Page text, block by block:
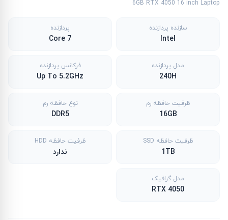
6GB RTX 4050 16 inch Laptop
سازنده پردازنده
Intel
پردازنده
Core 7
مدل پردازنده
240H
فرکانس پردازنده
Up To 5.2GHz
ظرفیت حافظه رم
16GB
نوع حافظه رم
DDR5
ظرفیت حافظه SSD
1TB
ظرفیت حافظه HDD
ندارد
مدل گرافیک
RTX 4050